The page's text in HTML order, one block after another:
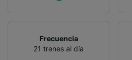
Frecuencia
21 trenes al día